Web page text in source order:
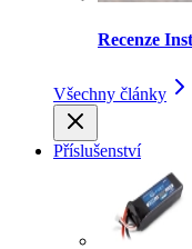
Recenze
Všechny články
Příslušenství